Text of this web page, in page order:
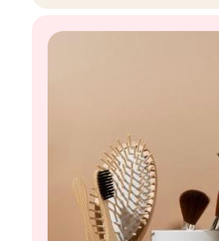
заменить в быту в первую
Инессы.